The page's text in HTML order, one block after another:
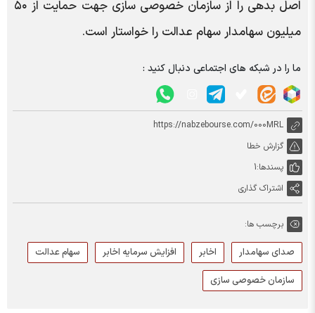
اصل بدهی را از سازمان خصوصی سازی جهت حمایت از ۵۰
میلیون سهامدار سهام عدالت را خواستار است.
ما را در شبکه های اجتماعی دنبال کنید :
https://nabzebourse.com/000MRL
گزارش خطا
پسندها:1
اشتراک گذاری
برچسب ها:
صدای سهامدار اخابر افزایش سرمایه اخابر
سهام عدالت
سازمان خصوصی سازی